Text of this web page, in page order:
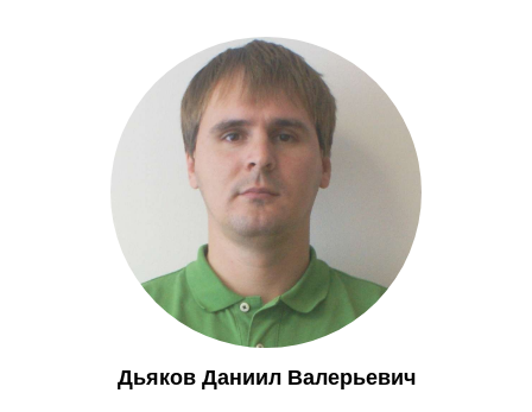
Дьяков Даниил Валерьевич